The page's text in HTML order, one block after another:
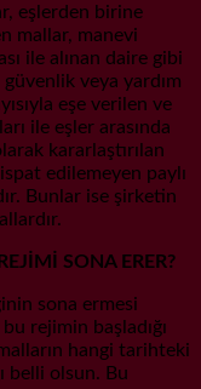
eşlerden birine
mallar, manevi
ile alınan daire gibi
veya yardım
eşe verilen ve
ile eşler arasında
kararlaştırılan
edilemeyen paylı
Bunlar ise şirketin
SONA ERER?
sona ermesi
rejimin başladığı
hangi tarihteki
belli olsun. Bu